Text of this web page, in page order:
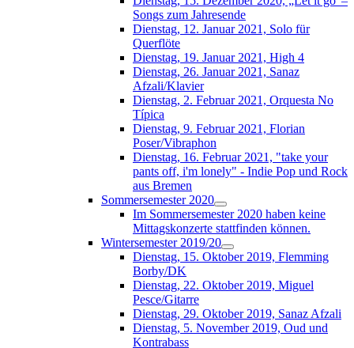
Songs zum Jahresende
Dienstag, 12. Januar 2021, Solo für
Querflöte
Dienstag, 19. Januar 2021, High 4
Dienstag, 26. Januar 2021, Sanaz
Afzali/Klavier
Dienstag, 2. Februar 2021, Orquesta No
Típica
Dienstag, 9. Februar 2021, Florian
Poser/Vibraphon
Dienstag, 16. Februar 2021, "take your
pants off, i'm lonely" - Indie Pop und Rock
aus Bremen
Sommersemester 2020
Im Sommersemester 2020 haben keine
Mittagskonzerte stattfinden können.
Wintersemester 2019/20
Dienstag, 15. Oktober 2019, Flemming
Borby/DK
Dienstag, 22. Oktober 2019, Miguel
Pesce/Gitarre
Dienstag, 29. Oktober 2019, Sanaz Afzali
Dienstag, 5. November 2019, Oud und
Kontrabass